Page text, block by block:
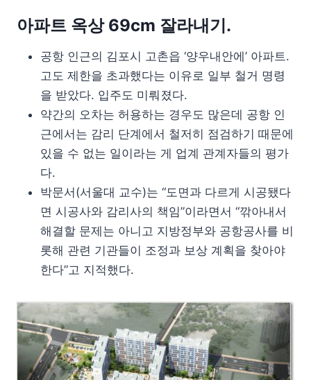
아파트 옥상 69cm 잘라내기.
공항 인근의 김포시 고촌읍 ‘양우내안에’ 아파트.
고도 제한을 초과했다는 이유로 일부 철거 명령
을 받았다. 입주도 미뤄졌다.
약간의 오차는 허용하는 경우도 많은데 공항 인
근에서는 감리 단계에서 철저히 점검하기 때문에
있을 수 없는 일이라는 게 업계 관계자들의 평가
다.
박문서(서울대 교수)는 “도면과 다르게 시공됐다
면 시공사와 감리사의 책임”이라면서 “깎아내서
해결할 문제는 아니고 지방정부와 공항공사를 비
롯해 관련 기관들이 조정과 보상 계획을 찾아야
한다”고 지적했다.